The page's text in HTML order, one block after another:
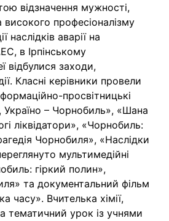
відзначення мужності,
високого професіоналізму
наслідків аварії на
в Ірпінському
відбулися заходи,
Класні керівники провели
просвітницькі
Україно – Чорнобиль», «Шана
ліквідатори», «Чорнобиль:
Чорнобиля», «Наслідки
мультимедійні
гіркий полин»,
та документальний фільм
часу». Вчителька хімії,
тематичний урок із учнями